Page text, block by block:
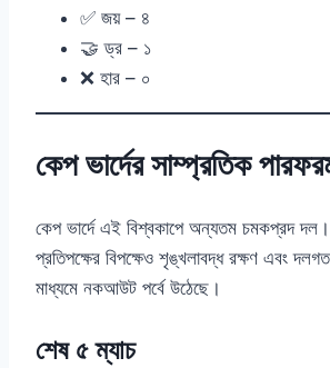
✅ জয় – ৪
🤝 ড্র – ১
❌ হার – ০
কেপ ভার্দের সাম্প্রতিক
কেপ ভার্দে এই বিশ্বকাপে অন্যতম চমকপ্রদ দল।
প্রতিপক্ষের বিপক্ষেও শৃঙ্খলাবদ্ধ রক্ষণ এবং দলগত
মাধ্যমে নকআউট পর্বে উঠেছে।
শেষ ৫ ম্যাচ